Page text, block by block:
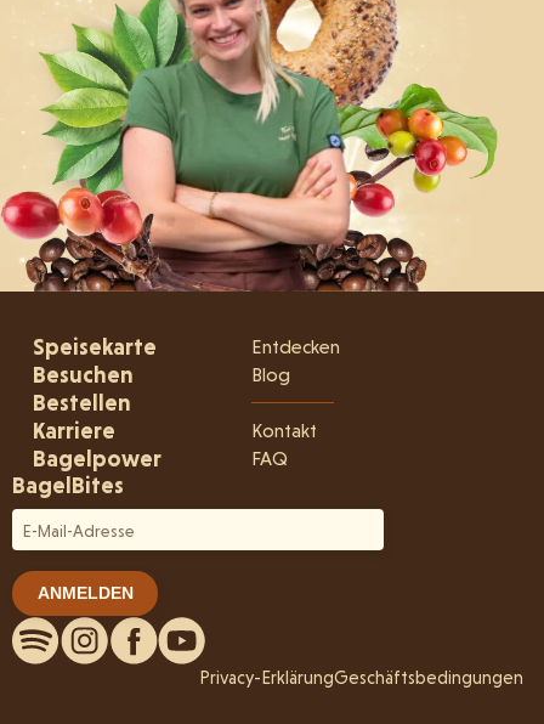
Speisekarte
Besuchen
Bestellen
Karriere
Bagelpower
Entdecken
Blog
Kontakt
FAQ
BagelBites
Privacy-ErklärungGeschäftsbedingungen